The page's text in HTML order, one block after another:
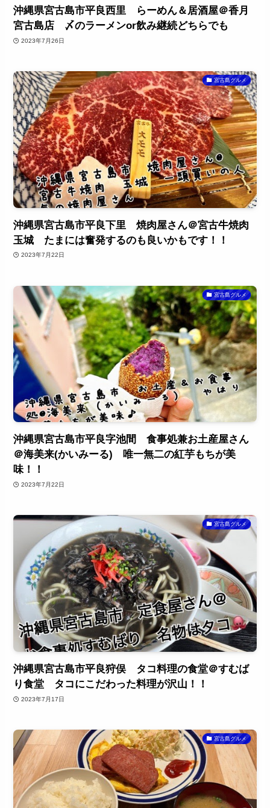
沖縄県宮古島市平良西里 らーめん＆居酒屋＠香月
宮古島店 〆のラーメンor飲み継続どちらでも
2023年7月26日
宮古島グルメ
沖縄県宮古島市平良下里 焼肉屋さん＠宮古牛焼肉
玉城 たまには奮発するのも良いかもです！！
2023年7月22日
宮古島グルメ
沖縄県宮古島市平良字池間 食事処兼お土産屋さん
＠海美来(かいみーる) 唯一無二の紅芋もちが美
味！！
2023年7月22日
宮古島グルメ
沖縄県宮古島市平良狩俣 タコ料理の食堂＠すむば
り食堂 タコにこだわった料理が沢山！！
2023年7月17日
宮古島グルメ